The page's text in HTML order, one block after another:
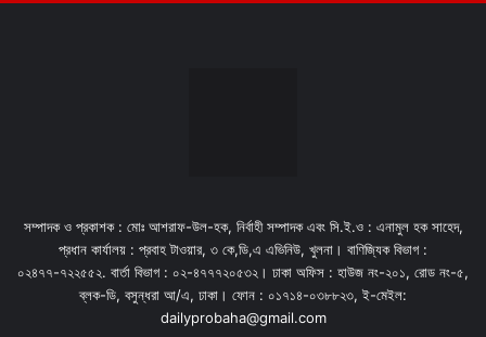
সম্পাদক ও প্রকাশক : মোঃ আশরাফ-উল-হক, নির্বাহী সম্পাদক এবং সি.ই.ও : এনামুল হক সাহেদ,
প্রধান কার্যালয় : প্রবাহ টাওয়ার, ৩ কে,ডি,এ এভিনিউ, খুলনা। বাণিজ্যিক বিভাগ :
০২৪৭৭-৭২২৫৫২. বার্তা বিভাগ : ০২-৪৭৭৭২০৫৩২। ঢাকা অফিস : হাউজ নং-২০১, রোড নং-৫,
ব্লক-ডি, বসুন্ধরা আ/এ, ঢাকা। ফোন : ০১৭১৪-০৩৮৮২৩, ই-মেইল:
dailyprobaha@gmail.com